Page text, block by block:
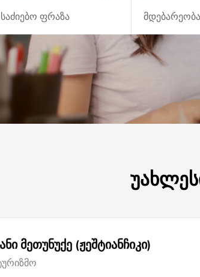
მეთუნუქე (ჟეშტიანჩიკი)